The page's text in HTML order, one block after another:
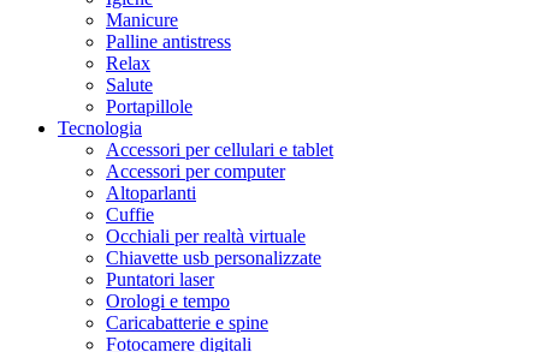
Manicure
Palline antistress
Relax
Salute
Portapillole
Tecnologia
Accessori per cellulari e tablet
Accessori per computer
Altoparlanti
Cuffie
Occhiali per realtà virtuale
Chiavette usb personalizzate
Puntatori laser
Orologi e tempo
Caricabatterie e spine
Fotocamere digitali